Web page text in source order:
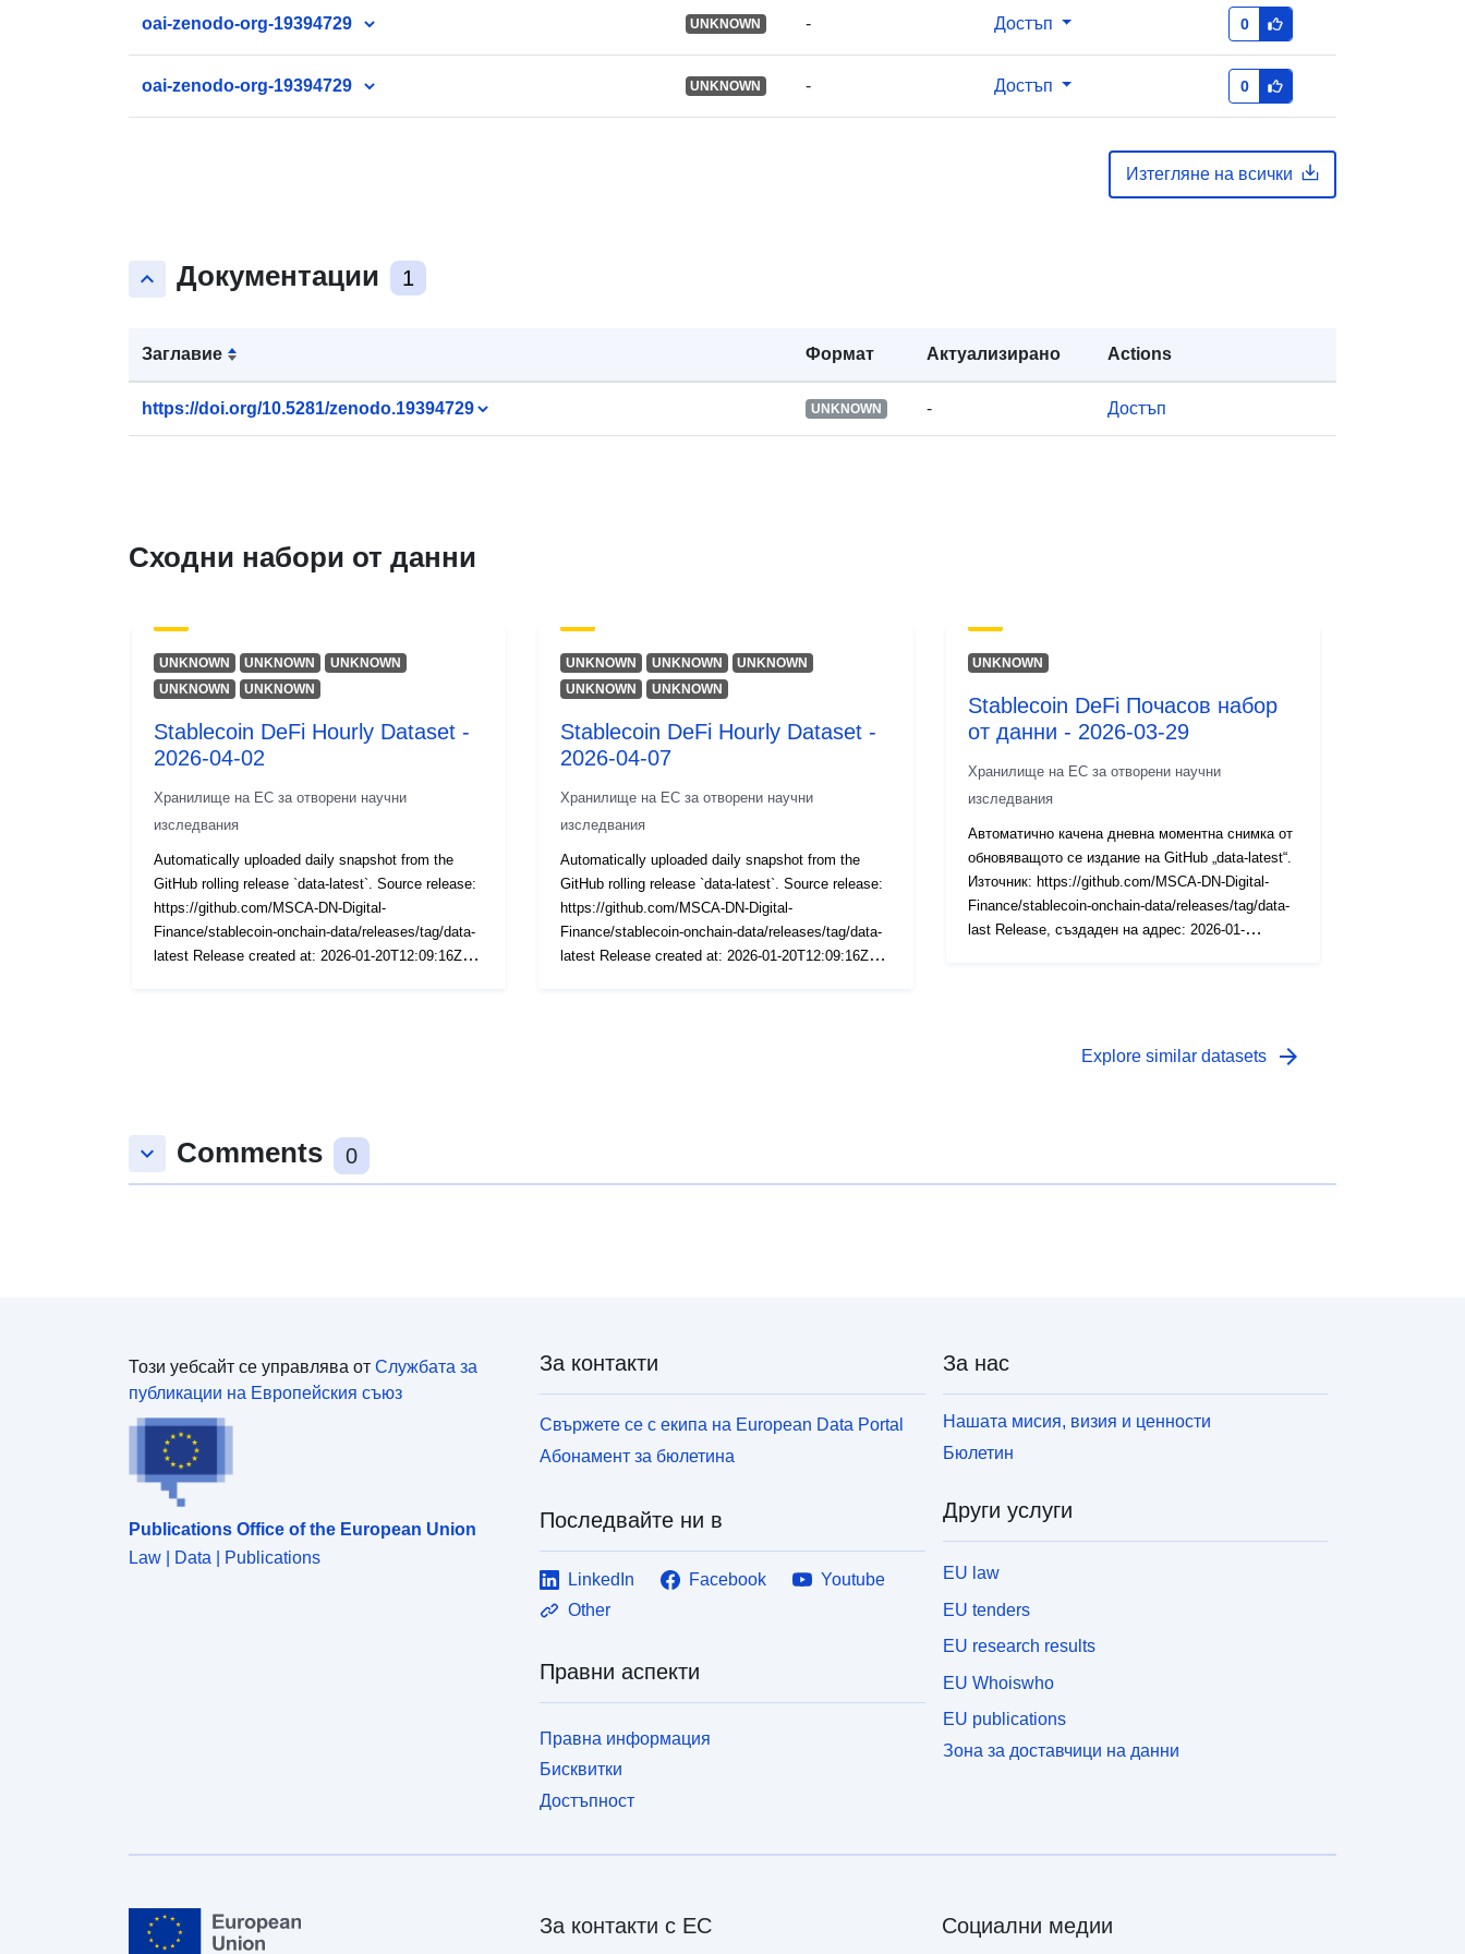
oai-zenodo-org-19394729 UNKNOWN - Достъп 0
oai-zenodo-org-19394729 UNKNOWN - Достъп 0
Изтегляне на всички
keyboard_arrow_up Документации 1
Заглавие Формат Актуализирано Actions
https://doi.org/10.5281/zenodo.19394729 UNKNOWN - Достъп
-zenodo-org-19394729
https://doi.org/10.5281/zenodo.1833
9067
03 April 2026 - 03 April 2026
Сходни набори от данни
UNKNOWN UNKNOWN
UNKNOWN
UNKNOWN
UNKNOWN
Stablecoin DeFi Hourly Dataset -
2026-04-02
Хранилище на ЕС за отворени научни
изследвания
Automatically uploaded daily snapshot from the
GitHub rolling release `data-latest`. Source release:
https://github.com/MSCA-DN-Digital-
Finance/stablecoin-onchain-data/releases/tag/data-
latest Release created at: 2026-01-20T12:09:16Z
UNKNOWN UNKNOWN
UNKNOWN
UNKNOWN
UNKNOWN
Stablecoin DeFi Hourly Dataset -
2026-04-07
Хранилище на ЕС за отворени научни
изследвания
Automatically uploaded daily snapshot from the
GitHub rolling release `data-latest`. Source release:
https://github.com/MSCA-DN-Digital-
Finance/stablecoin-onchain-data/releases/tag/data-
latest Release created at: 2026-01-20T12:09:16Z
UNKNOWN
Stablecoin DeFi Почасов набор
от данни - 2026-03-29
Хранилище на ЕС за отворени научни
изследвания
Автоматично качена дневна моментна снимка от
обновяващото се издание на GitHub „data-latest“.
Източник: https://github.com/MSCA-DN-Digital-
Finance/stablecoin-onchain-data/releases/tag/data-
last Release, създаден на адрес: 2026-01-
Explore similar datasets arrow_forward
keyboard_arrow_down Comments 0
Този уебсайт се управлява от Службата за
публикации на Европейския съюз
Publications Office of the European Union
Law | Data | Publications
За контакти
Свържете се с екипа на European Data Portal
Абонамент за бюлетина
Последвайте ни в
LinkedIn Facebook
Youtube
Other
Правни аспекти
Правна информация
Бисквитки
Достъпност
За нас
Нашата мисия, визия и ценности
Бюлетин
Други услуги
EU law
EU tenders
EU research results
EU Whoiswho
EU publications
Зона за доставчици на данни
За контакти с ЕС Социални медии